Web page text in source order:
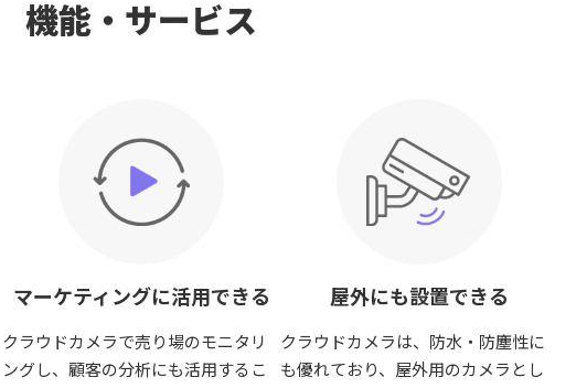
機能・サービス
マーケティングに活用できる
クラウドカメラで売り場のモニタリ
ングし、顧客の分析にも活用するこ
屋外にも設置できる
クラウドカメラは、防水・防塵性に
も優れており、屋外用のカメラとし